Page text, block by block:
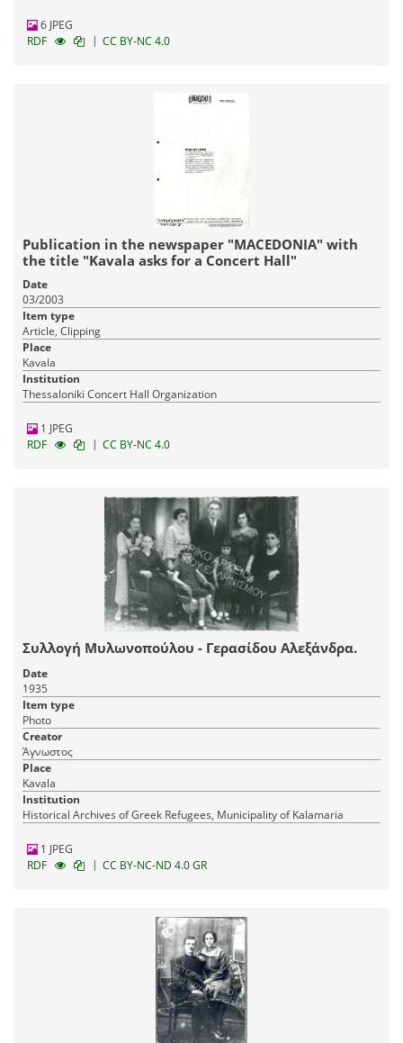
6 JPEG
RDF
| CC BY-NC 4.0
Publication in the newspaper "MACEDONIA" with
the title "Kavala asks for a Concert Hall"
Date
03/2003
Item type
Article, Clipping
Place
Kavala
Institution
Thessaloniki Concert Hall Organization
1 JPEG
RDF
| CC BY-NC 4.0
Συλλογή Μυλωνοπούλου - Γερασίδου Αλεξάνδρα.
Date
1935
Item type
Photo
Creator
Άγνωστος
Place
Kavala
Institution
Historical Archives of Greek Refugees, Municipality of Kalamaria
1 JPEG
RDF
| CC BY-NC-ND 4.0 GR